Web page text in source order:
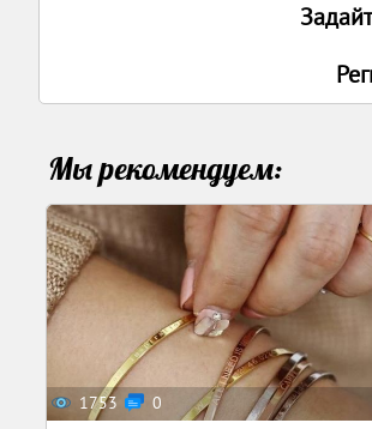
Мы рекомендуем:
1753 0